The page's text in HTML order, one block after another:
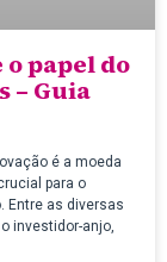
papel do
– Guia
é a moeda
para o
Entre as diversas
investidor-anjo,